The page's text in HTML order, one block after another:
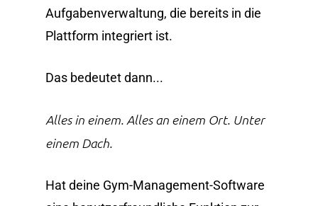
Aufgabenverwaltung, die bereits in die
Plattform integriert ist.
Das bedeutet dann...
Alles in einem. Alles an einem Ort. Unter
einem Dach.
Hat deine Gym-Management-Software